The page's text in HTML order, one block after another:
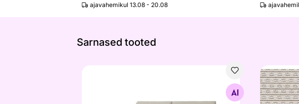
ajavahemikul 13.08 - 20.08
Sarnased tooted
Toa- ja